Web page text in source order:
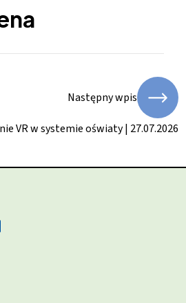
Następny wpis
VR w systemie oświaty | 27.07.2026